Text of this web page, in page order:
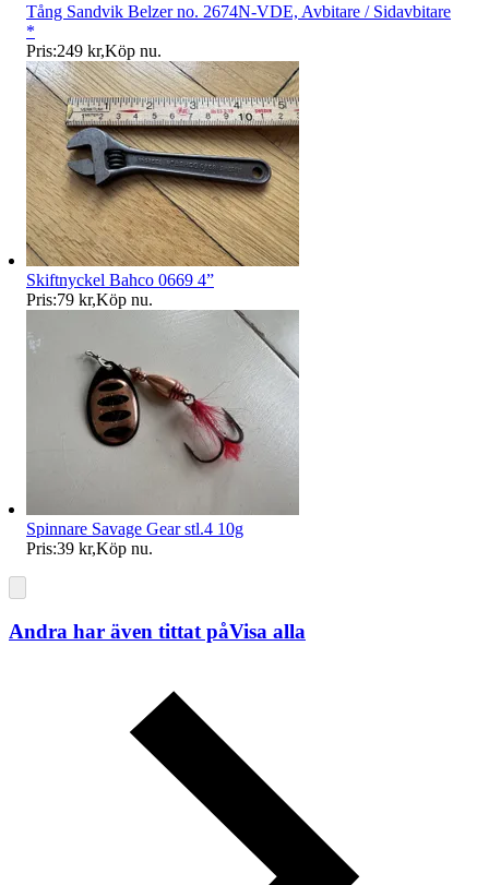
Tång Sandvik Belzer no. 2674N-VDE, Avbitare / Sidavbitare
*
Pris:249 kr,Köp nu.
Skiftnyckel Bahco 0669 4”
Pris:79 kr,Köp nu.
Spinnare Savage Gear stl.4 10g
Pris:39 kr,Köp nu.
Andra har även tittat påVisa alla